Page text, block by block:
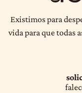
Existimos para
vida para que todas